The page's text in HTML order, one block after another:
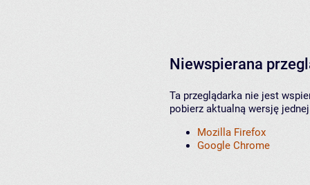
Niewspierana
Ta przeglądarka nie jest
pobierz aktualną wersję
Mozilla Firefox
Google Chrome